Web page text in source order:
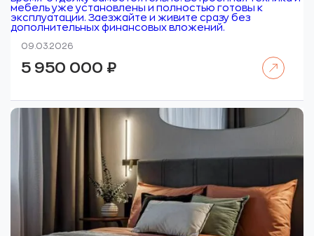
мебель уже установлены и полностью готовы к
эксплуатации. Заезжайте и живите сразу без
дополнительных финансовых вложений.
09.03.2026
5 950 000 ₽